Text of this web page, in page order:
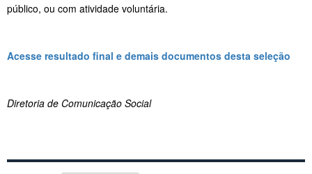
público, ou com atividade voluntária.
Acesse resultado final e demais documentos desta seleção
Diretoria de Comunicação Social